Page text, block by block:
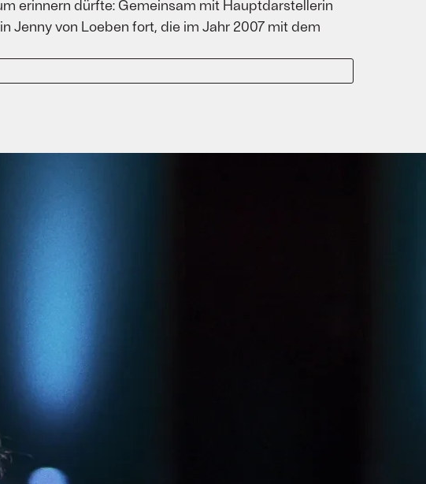
erinnern dürfte: Gemeinsam mit Hauptdarstellerin
Jenny von Loeben fort, die im Jahr 2007 mit dem